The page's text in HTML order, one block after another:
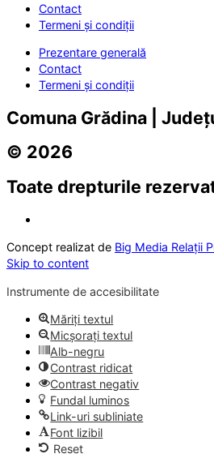
Contact
Termeni și condiții
Prezentare generală
Contact
Termeni și condiții
Comuna Grădina |
© 2026
Toate drepturile
Concept realizat de Big Media Relații
Skip to content
Instrumente de accesibilitate
Măriți textul
Micșorați textul
Alb-negru
Contrast ridicat
Contrast negativ
Fundal luminos
Link-uri subliniate
Font lizibil
Reset